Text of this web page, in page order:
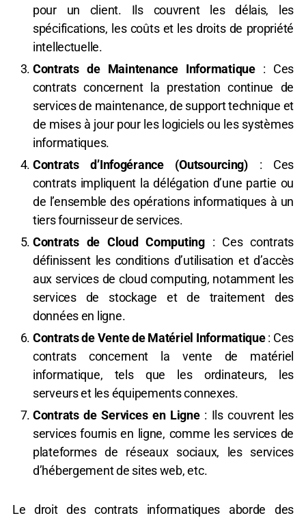
pour un client. Ils couvrent les délais, les
spécifications, les coûts et les droits de propriété
intellectuelle.
Contrats de Maintenance Informatique: Ces
contrats concernent la prestation continue de
services de maintenance, de support technique et
de mises à jour pour les logiciels ou les systèmes
informatiques.
Contrats d’Infogérance (Outsourcing): Ces
contrats impliquent la délégation d’une partie ou
de l’ensemble des opérations informatiques à un
tiers fournisseur de services.
Contrats de Cloud Computing: Ces contrats
définissent les conditions d’utilisation et d’accès
aux services de cloud computing, notamment les
services de stockage et de traitement des
données en ligne.
Contrats de Vente de Matériel Informatique: Ces
contrats concernent la vente de matériel
informatique, tels que les ordinateurs, les
serveurs et les équipements connexes.
Contrats de Services en Ligne: Ils couvrent les
services fournis en ligne, comme les services de
plateformes de réseaux sociaux, les services
d’hébergement de sites web, etc.
Le droit des contrats informatiques aborde des